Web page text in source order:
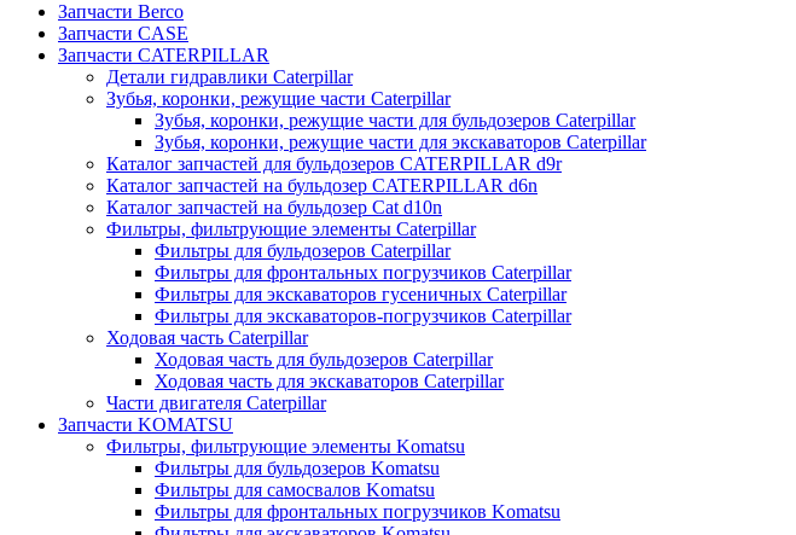
Запчасти Berco
Запчасти CASE
Запчасти CATERPILLAR
Детали гидравлики Caterpillar
Зубья, коронки, режущие части Caterpillar
Зубья, коронки, режущие части для бульдозеров Caterpillar
Зубья, коронки, режущие части для экскаваторов Caterpillar
Каталог запчастей для бульдозеров CATERPILLAR d9r
Каталог запчастей на бульдозер CATERPILLAR d6n
Каталог запчастей на бульдозер Сat d10n
Фильтры, фильтрующие элементы Caterpillar
Фильтры для бульдозеров Caterpillar
Фильтры для фронтальных погрузчиков Caterpillar
Фильтры для экскаваторов гусеничных Caterpillar
Фильтры для экскаваторов-погрузчиков Caterpillar
Ходовая часть Caterpillar
Ходовая часть для бульдозеров Caterpillar
Ходовая часть для экскаваторов Caterpillar
Части двигателя Caterpillar
Запчасти KOMATSU
Фильтры, фильтрующие элементы Komatsu
Фильтры для бульдозеров Komatsu
Фильтры для самосвалов Komatsu
Фильтры для фронтальных погрузчиков Komatsu